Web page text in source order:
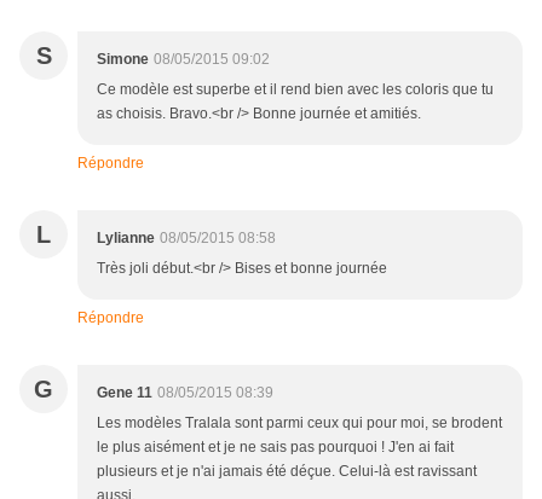
S Simone 08/05/2015 09:02
Ce modèle est superbe et il rend bien avec les coloris que tu
as choisis. Bravo.<br /> Bonne journée et amitiés.
Répondre
L Lylianne 08/05/2015 08:58
Très joli début.<br /> Bises et bonne journée
Répondre
G Gene 11 08/05/2015 08:39
Les modèles Tralala sont parmi ceux qui pour moi, se brodent
le plus aisément et je ne sais pas pourquoi ! J'en ai fait
plusieurs et je n'ai jamais été déçue. Celui-là est ravissant
aussi.